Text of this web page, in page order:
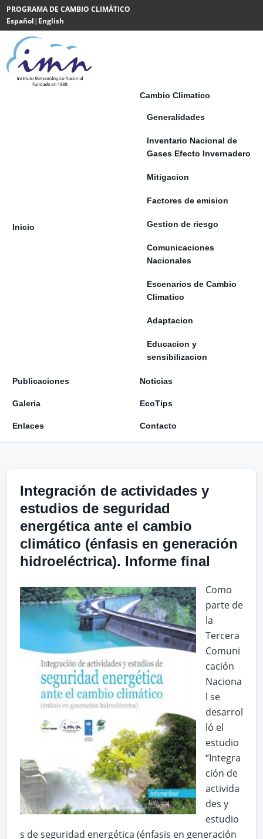
Saltar al contenido
PROGRAMA DE CAMBIO CLIMÁTICO
Español| English
Powered
by
Translate
Inicio
Cambio Climatico
Generalidades
Inventario Nacional de
Gases Efecto Invernadero
Mitigacion
Factores de emision
Gestion de riesgo
Comunicaciones
Nacionales
Escenarios de Cambio
Climatico
Adaptacion
Educacion y
sensibilizacion
Publicaciones Noticias
Galeria EcoTips
Enlaces Contacto
Integración de actividades y
estudios de seguridad
energética ante el cambio
climático (énfasis en generación
hidroeléctrica). Informe final
Como
parte de
la
Tercera
Comuni
cación
Naciona
l se
desarrol
ló el
estudio
“Integra
ción de
activida
des y
estudio
s de seguridad energética (énfasis en generación